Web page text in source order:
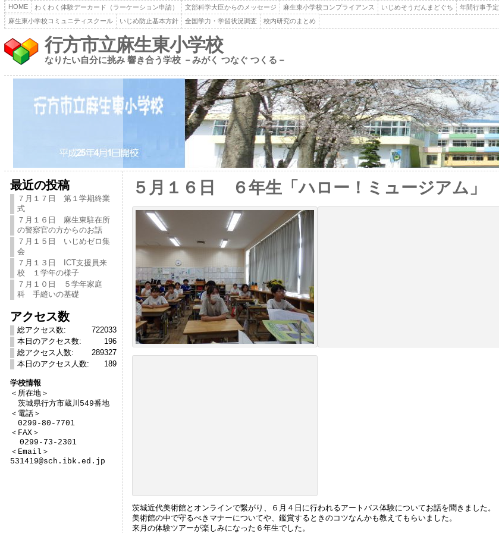
HOME わくわく体験デーカード（ラーケーション申請） 文部科学大臣からのメッセージ 麻生東小学校コンプライアンス いじめそうだんまどぐち 年間行事予定
麻生東小学校コミュニティスクール
いじめ防止基本方針 全国学力・学習状況調査 校内研究のまとめ
行方市立麻生東小学校
なりたい自分に挑み 響き合う学校 －みがく つなぐ つくる－
最近の投稿
７月１７日 第１学期終業
式
７月１６日 麻生東駐在所
の警察官の方からのお話
７月１５日 いじめゼロ集
会
７月１３日 ICT支援員来
校 １学年の様子
７月１０日 ５学年家庭
科 手縫いの基礎
アクセス数
722033
総アクセス数:
196
本日のアクセス数:
289327
総アクセス人数:
189
本日のアクセス人数:
学校情報
＜所在地＞
茨城県行方市蔵川549番地
＜電話＞
0299-80-7701
＜FAX＞
＜Email＞
531419@sch.ibk.ed.jp
５月１６日 ６年生「ハロー！ミュージアム」
茨城近代美術館とオンラインで繋がり、６月４日に行われるアートバス体験についてお話を聞きました。
美術館の中で守るべきマナーについてや、鑑賞するときのコツなんかも教えてもらいました。
来月の体験ツアーが楽しみになった６年生でした。